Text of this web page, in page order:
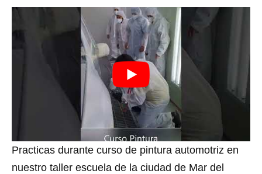
Practicas durante curso de pintura automotriz en
nuestro taller escuela de la ciudad de Mar del